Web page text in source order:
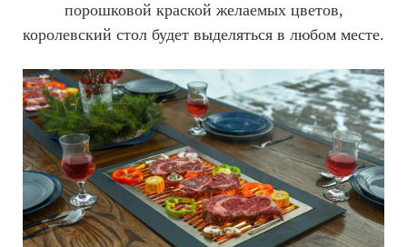
порошковой краской желаемых цветов,
королевский стол будет выделяться в любом месте.